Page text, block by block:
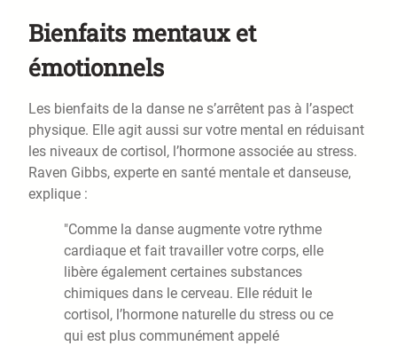
Bienfaits mentaux et
émotionnels
Les bienfaits de la danse ne s’arrêtent pas à l’aspect
physique. Elle agit aussi sur votre mental en réduisant
les niveaux de cortisol, l’hormone associée au stress.
Raven Gibbs, experte en santé mentale et danseuse,
explique :
"Comme la danse augmente votre rythme
cardiaque et fait travailler votre corps, elle
libère également certaines substances
chimiques dans le cerveau. Elle réduit le
cortisol, l’hormone naturelle du stress ou ce
qui est plus communément appelé